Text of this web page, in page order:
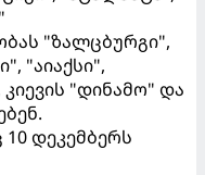
"ზალცბურგი",
"აიაქსი",
"დინამო" და
დეკემბერს